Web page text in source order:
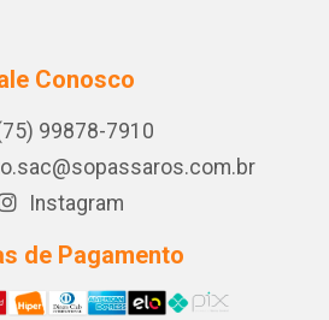
Conosco
99878-7910
Instagram
de Pagamento